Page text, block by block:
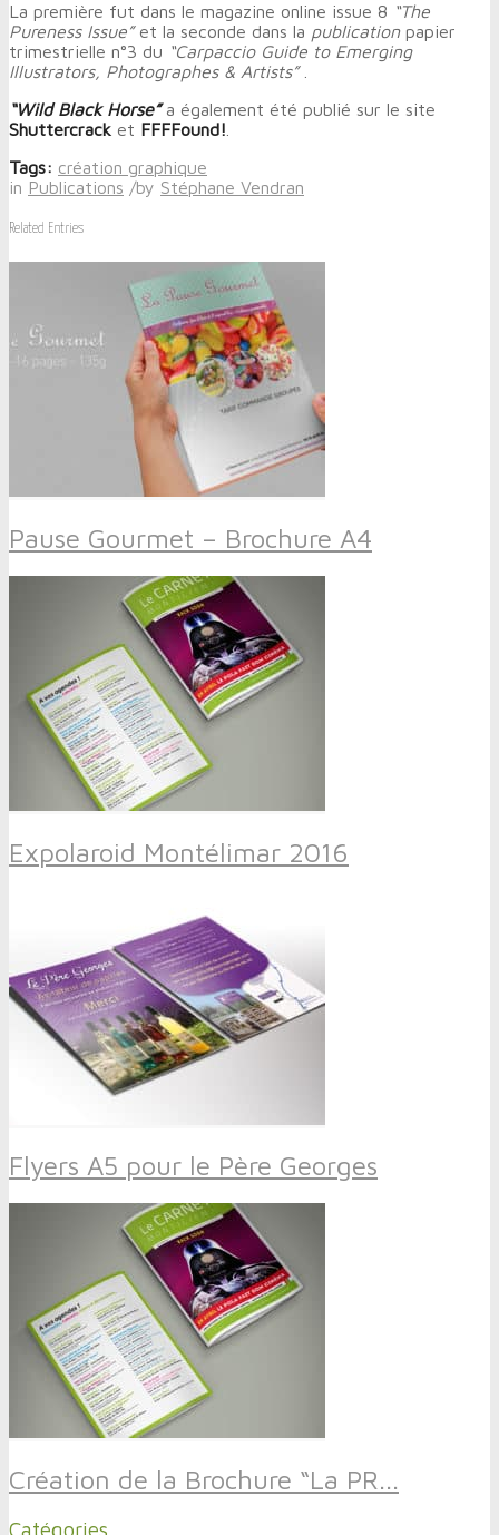
La première fut dans le magazine online issue 8 “The
Pureness Issue”et la seconde dans la publicationpapier
trimestrielle n°3 du “Carpaccio Guide to Emerging
Illustrators, Photographes & Artists”.
“Wild Black Horse”a également été publié sur le site
Shuttercrack et FFFFound!
Tags: création graphique
in Publications /by Stéphane Vendran
Related Entries
Pause Gourmet – Brochure A4
Expolaroid Montélimar 2016
Flyers A5 pour le Père Georges
Création de la Brochure “La PR...
Catégories